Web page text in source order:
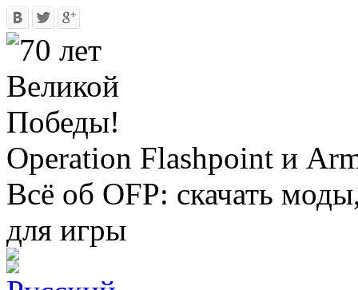
Operation Flashpoint и
Всё об OFP: скачать
для игры